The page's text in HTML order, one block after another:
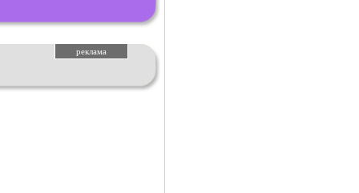
реклама